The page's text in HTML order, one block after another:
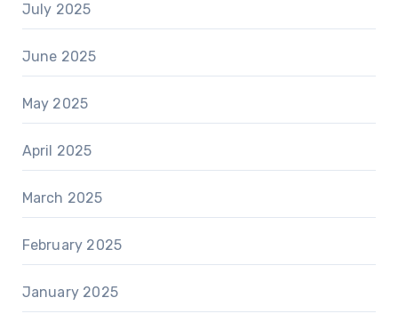
July 2025
June 2025
May 2025
April 2025
March 2025
February 2025
January 2025